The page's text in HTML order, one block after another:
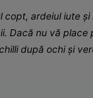
ardeiul iute
Dacă nu vă
după ochi și